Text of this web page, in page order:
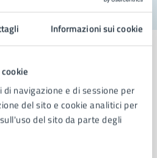
Informazioni sui cookie
navigazione e di sessione per
del sito e cookie analitici per
del sito da parte degli